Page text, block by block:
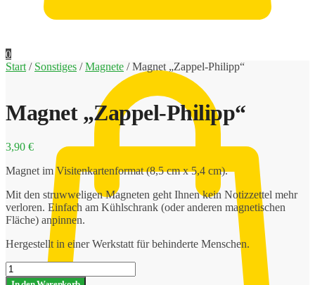
0
Start / Sonstiges /Magnete /Magnet „Zappel-Philipp“
Magnet „Zappel-Philipp“
3,90 €
Magnet im Visitenkartenformat (8,5 cm x 5,4 cm).
Mit den struwweligen Magneten geht Ihnen kein Notizzettel mehr
verloren. Einfach am Kühlschrank (oder anderen magnetischen
Fläche) anpinnen.
Hergestellt in einer Werkstatt für behinderte Menschen.
Magnet
"Zappel-